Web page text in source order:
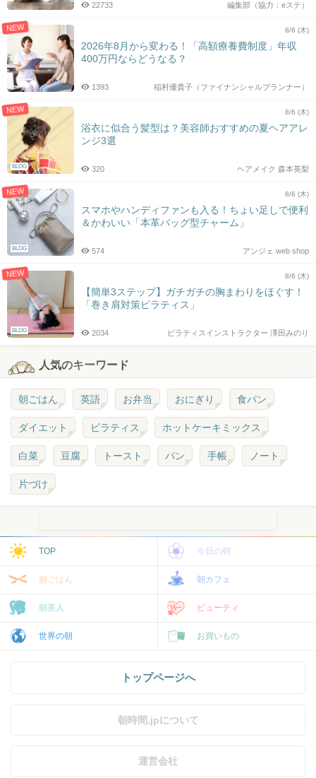
編集部（協力：eステ）
22733
NEW 8/6 (木)
2026年8月から変わる！「高額療養費制度」年収
400万円ならどうなる？
稲村優貴子（ファイナンシャルプランナー）
1393
NEW
BLOG
8/6 (木)
浴衣に似合う髪型は？美容師おすすめの夏ヘアアレ
ンジ3選
ヘアメイク 森本英梨
320
NEW
BLOG
8/6 (木)
スマホやハンディファンも入る！ちょい足しで便利
＆かわいい「本革バッグ型チャーム」
アンジェ web shop
574
NEW
BLOG
8/6 (木)
【簡単3ステップ】ガチガチの胸まわりをほぐす！
「巻き肩対策ピラティス」
ピラティスインストラクター 澤田みのり
2034
人気のキーワード
朝ごはん 英語 お弁当 おにぎり 食パン
ダイエット ピラティス ホットケーキミックス
白菜 豆腐 トースト パン 手帳 ノート
片づけ
TOP 今日の朝
朝ごはん 朝カフェ
朝美人 ビューティ
世界の朝 お買いもの
トップページへ
朝時間.jpについて
運営会社